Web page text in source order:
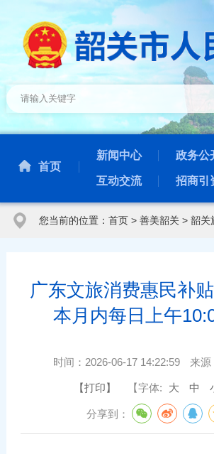
首页
新闻中心 政务公
互动交流 招商引
您当前的位置： 首页> 善美韶关> 韶关
广东文旅消费惠民补
本月内每日上午
时间： 2026-06-17 14:22:59 来源
【打印】 【字体: 大 中
分享到：